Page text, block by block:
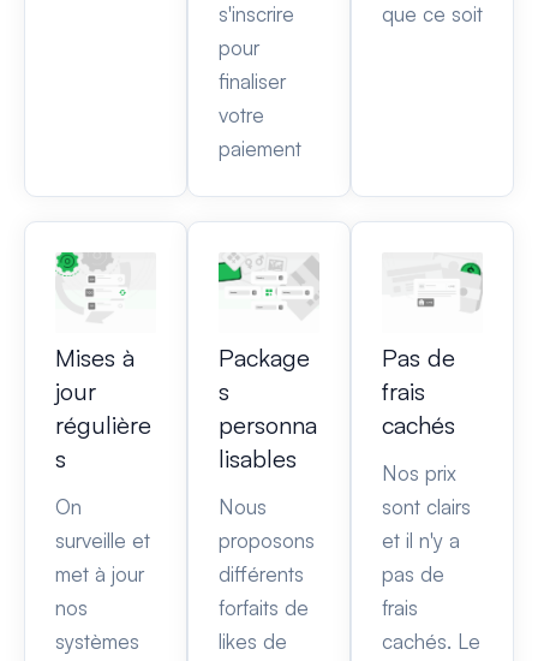
s'inscrire
pour
finaliser
votre
paiement
que ce soit
Mises à
jour
régulière
s
On
surveille et
met à jour
nos
systèmes
Package
s
personna
lisables
Nous
proposons
différents
forfaits de
likes de
Pas de
frais
cachés
Nos prix
sont clairs
et il n'y a
pas de
frais
cachés. Le